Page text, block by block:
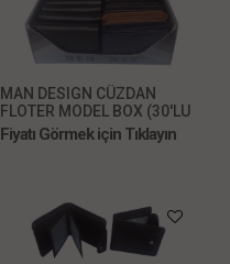
MAN DESIGN CÜZDAN
FLOTER MODEL BOX (30'LU
KARIŞIK MODEL)
Fiyatı Görmek için Tıklayın